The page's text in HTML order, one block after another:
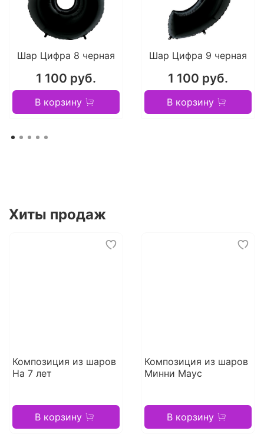
Шар Цифра 8 черная
1 100 руб.
В корзину
Шар Цифра 9 черная
1 100 руб.
В корзину
Хиты продаж
Композиция из шаров
На 7 лет
В корзину
Композиция из шаров
Минни Маус
В корзину